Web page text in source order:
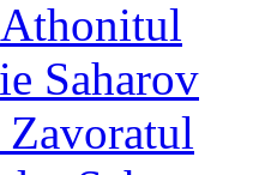
Saharov
Zavoratul